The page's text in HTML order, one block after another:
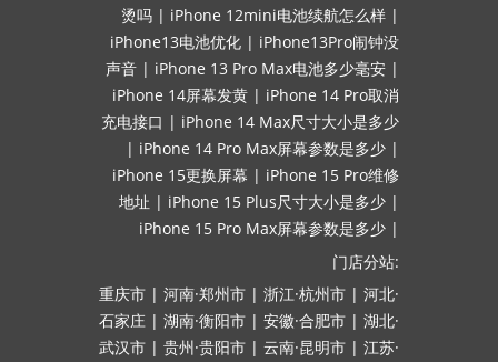
烫吗 | iPhone 12mini电池续航怎么样 |
iPhone13电池优化 | iPhone13Pro闹钟没
声音 | iPhone 13 Pro Max电池多少毫安 |
iPhone 14屏幕发黄 | iPhone 14 Pro取消
充电接口 | iPhone 14 Max尺寸大小是多少
| iPhone 14 Pro Max屏幕参数是多少 |
iPhone 15更换屏幕 | iPhone 15 Pro维修
地址 | iPhone 15 Plus尺寸大小是多少 |
iPhone 15 Pro Max屏幕参数是多少 |
门店分站:
重庆市 | 河南·郑州市 | 浙江·杭州市 | 河北·
石家庄 | 湖南·衡阳市 | 安徽·合肥市 | 湖北·
武汉市 | 贵州·贵阳市 | 云南·昆明市 | 江苏·